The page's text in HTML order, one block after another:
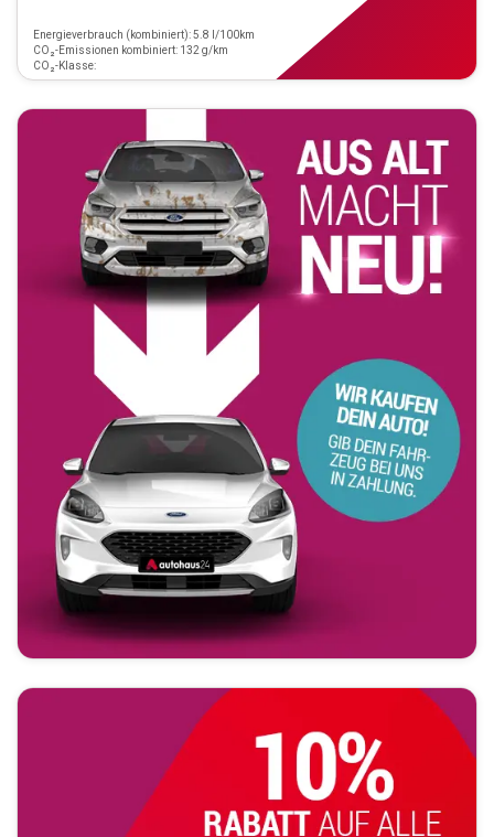
Energieverbrauch (kombiniert): 5.8 l/100km
CO₂-Emissionen kombiniert: 132 g/km
CO₂-Klasse: